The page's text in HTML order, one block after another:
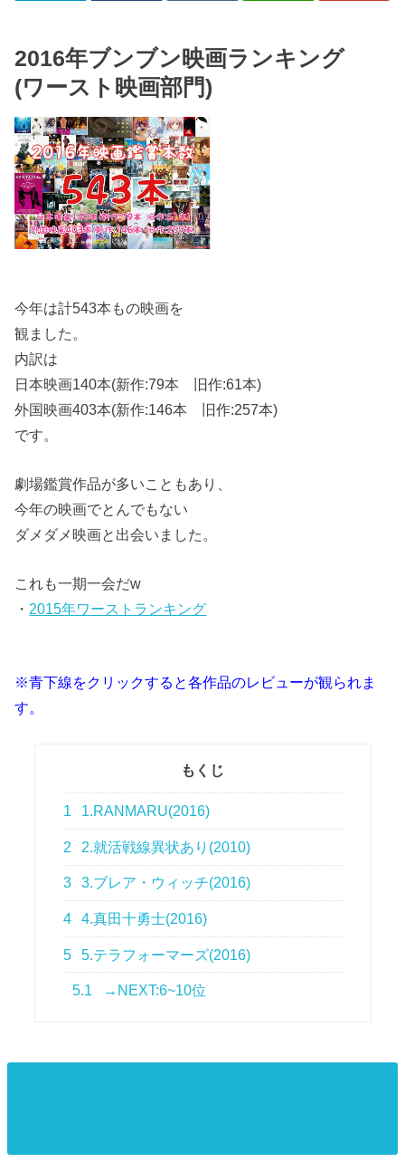
2016年ブンブン映画ランキング
(ワースト映画部門)
今年は計543本もの映画を
観ました。
内訳は
日本映画140本(新作:79本 旧作:61本)
外国映画403本(新作:146本 旧作:257本)
です。
劇場鑑賞作品が多いこともあり、
今年の映画でとんでもない
ダメダメ映画と出会いました。
これも一期一会だw
・ 2015年ワーストランキング
※青下線をクリックすると各作品のレビューが観られま
す。
もくじ
1 1.RANMARU(2016)
2 2.就活戦線異状あり(2010)
3 3.ブレア・ウィッチ(2016)
4 4.真田十勇士(2016)
5 5.テラフォーマーズ(2016)
5.1 →NEXT:6~10位